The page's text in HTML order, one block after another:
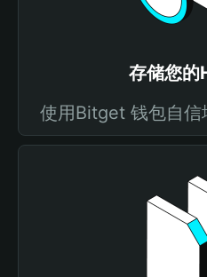
存储您
使用Bitget 钱包自